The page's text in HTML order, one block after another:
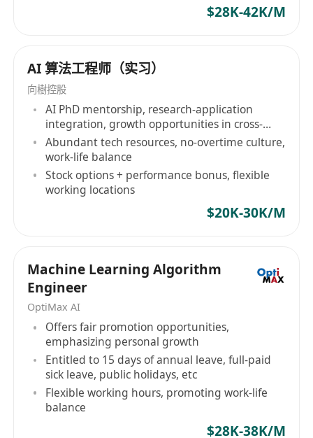
$28K-42K/M
AI 算法工程师（实习）
向樹控股
AI PhD mentorship, research-application
integration, growth opportunities in cross-
border AI sector
Abundant tech resources, no-overtime culture,
work-life balance
Stock options + performance bonus, flexible
working locations
$20K-30K/M
Machine Learning Algorithm
Engineer
OptiMax AI
Offers fair promotion opportunities,
emphasizing personal growth
Entitled to 15 days of annual leave, full-paid
sick leave, public holidays, etc
Flexible working hours, promoting work-life
balance
$28K-38K/M